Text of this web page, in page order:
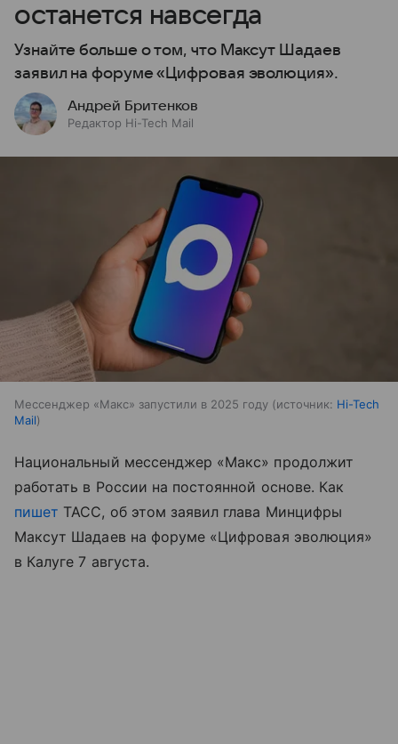
останется навсегда
Узнайте больше о том, что Максут Шадаев
заявил на форуме «Цифровая эволюция».
Андрей Бритенков
Редактор Hi-Tech Mail
Мессенджер «Макс» запустили в 2025 году источник: Hi-Tech
Mail
Национальный мессенджер «Макс» продолжит
работать в России на постоянной основе. Как
пишет ТАСС, об этом заявил глава Минцифры
Максут Шадаев на форуме «Цифровая эволюция»
в Калуге 7 августа.